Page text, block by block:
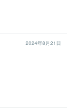
2024年8月21日